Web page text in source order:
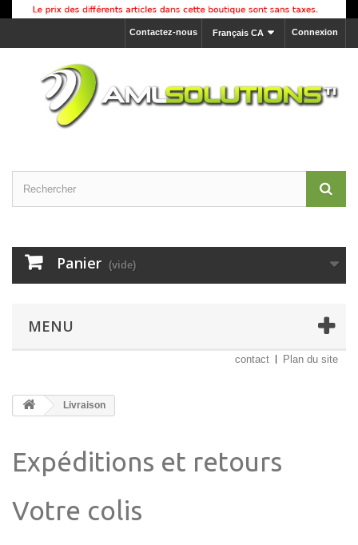
Connexion
Français CA
Contactez-nous
Panier (vide)
MENU
contact Plan du site
Livraison
Expéditions et retours
Votre colis